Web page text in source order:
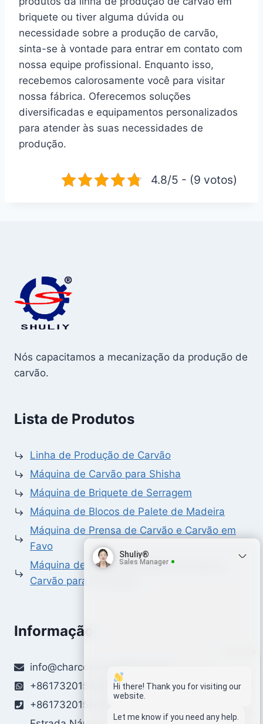
briquete ou tiver alguma dúvida ou
necessidade sobre a produção de carvão,
sinta-se à vontade para entrar em contato com
nossa equipe profissional. Enquanto isso,
recebemos calorosamente você para visitar
nossa fábrica. Oferecemos soluções
diversificadas e equipamentos personalizados
para atender às suas necessidades de
produção.
4.8/5 - (9 votos)
Nós capacitamos a mecanização da produção de
carvão.
Lista de Produtos
Linha de Produção de Carvão
Máquina de Carvão para Shisha
Máquina de Briquete de Serragem
Máquina de Blocos de Palete de Madeira
Máquina de Prensa de Carvão e Carvão em
Favo
Máquina de Prensa de Bolas de Carvão e
Carvão para Churrasco
Informação
info@charcoal-machines.com
+8617320158259
+8617320158259
Wechat
Shuliy®
Sales Manager
Hi there! Thank you for visiting our
website.
Let me know if you need any help.